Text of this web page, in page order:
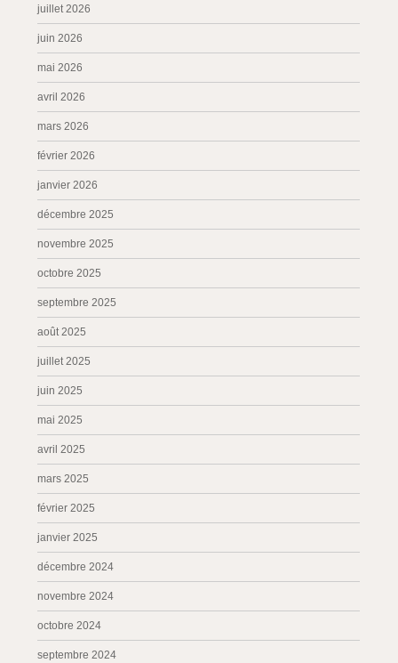
juillet 2026
juin 2026
mai 2026
avril 2026
mars 2026
février 2026
janvier 2026
décembre 2025
novembre 2025
octobre 2025
septembre 2025
août 2025
juillet 2025
juin 2025
mai 2025
avril 2025
mars 2025
février 2025
janvier 2025
décembre 2024
novembre 2024
octobre 2024
septembre 2024